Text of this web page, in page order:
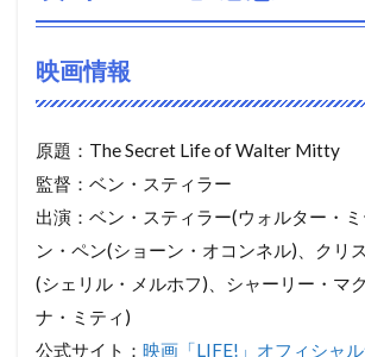
映画情報
原題：The Secret Life of Walter Mitty
監督：ベン・スティラー
出演：ベン・スティラー(ウォルター・
ン・ペン(ショーン・オコンネル)、クリ
(シェリル・メルホフ)、シャーリー・マ
ナ・ミティ)
公式サイト： 映画「LIFE!」オフィシャ